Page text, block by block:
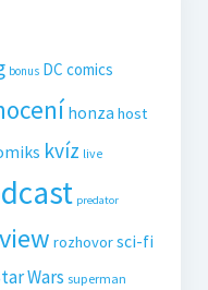
bonus DC comics
honza host
kvíz live
predator
rozhovorsci-fi
Wars superman